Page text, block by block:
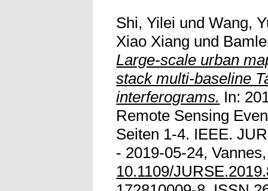
Shi, Yilei undWang,
Xiao Xiang und
Large-scale urban
stack multi-baseline
interferograms. In:
Remote Sensing
Seiten 1-4. IEEE.
- 2019-05-24,
10.1109/